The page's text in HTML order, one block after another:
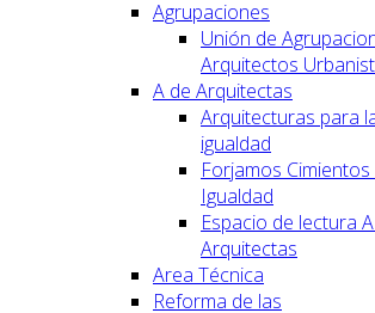
Agrupaciones
Unión de
Arquitectos
A de Arquitectas
Arquitecturas para
igualdad
Forjamos Cimientos
Igualdad
Espacio de lectura
Arquitectas
Area Técnica
Reforma de las